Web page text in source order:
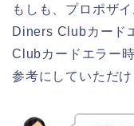
もしも、プロポザ
Diners Clubカード
Clubカードエラー
参考にしていただけ